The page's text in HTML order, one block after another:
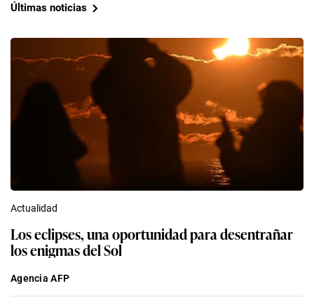
Últimas noticias
Actualidad
Los eclipses, una oportunidad para desentrañar
los enigmas del Sol
Agencia AFP